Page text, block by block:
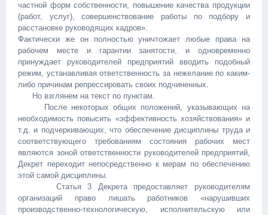
частной форм собственности, повышение качества продукции
(работ, услуг), совершенствование работы по подбору и
расстановке руководящих кадров».
Фактически же он полностью уничтожает любые права на
рабочем месте и гарантии занятости, и одновременно
принуждает руководителей предприятий вводить подобный
режим, устанавливая ответственность за нежелание по каким-
либо причинам репрессировать своих подчиненных.
Но взглянем на текст по пунктам.
После некоторых общих положений, указывающих на
необходимость повысить «эффективность хозяйствования» и
т.д. и подчеркивающих, что обеспечение дисциплины труда и
соответствующего требованиям состояния рабочих мест
являются зоной ответственности руководителей предприятий,
Декрет переходит непосредственно к мерам по обеспечению
этой самой дисциплины.
Статья 3 Декрета предоставляет руководителям
организаций право лишать работников «нарушивших
производственно-технологическую, исполнительскую или